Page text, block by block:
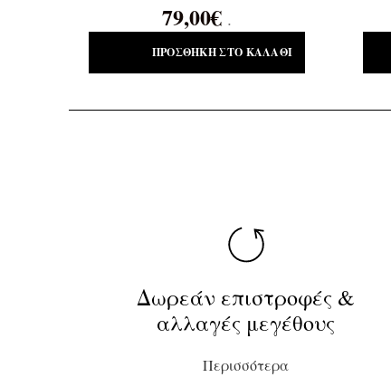
79,00€ .
ΠΡΟΣΘΉΚΗ ΣΤΟ ΚΑΛΆΘΙ
Δωρεάν επιστροφές &
αλλαγές μεγέθους
Περισσότερα